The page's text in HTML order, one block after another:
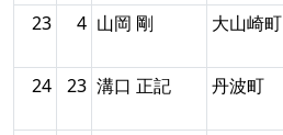
23
4 山岡 剛 大山崎町
24
23 溝口 正記 丹波町